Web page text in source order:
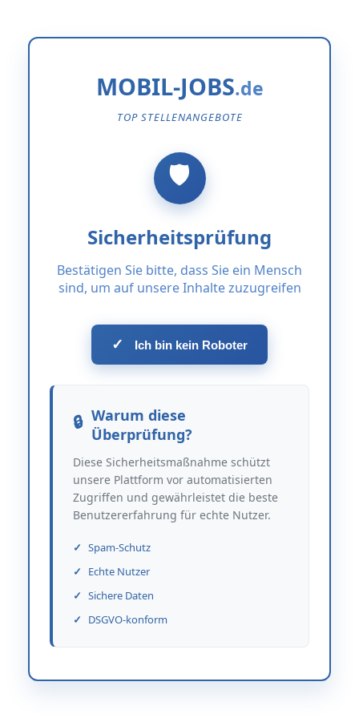
MOBIL-JOBS
TOP STELLENANGEBOTE
Sicherheitsprüfung
Bestätigen Sie bitte, dass Sie ein Mensch
sind, um auf unsere Inhalte zuzugreifen
✓ Ich bin kein Roboter
Warum diese
Überprüfung?
Diese Sicherheitsmaßnahme schützt
unsere Plattform vor automatisierten
Zugriffen und gewährleistet die beste
Benutzererfahrung für echte Nutzer.
Spam-Schutz
Echte Nutzer
Sichere Daten
DSGVO-konform